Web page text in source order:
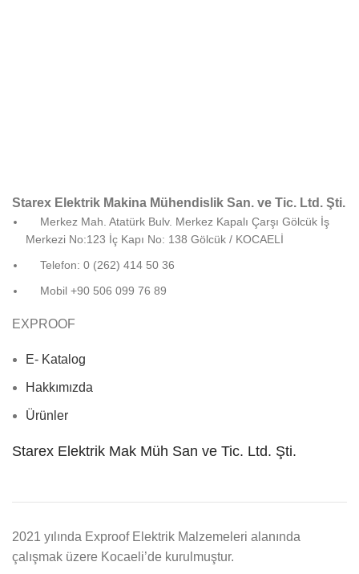
Starex Elektrik Makina Mühendislik San. ve Tic. Ltd. Şti.
Merkez Mah. Atatürk Bulv. Merkez Kapalı Çarşı Gölcük İş
Merkezi No:123 İç Kapı No: 138 Gölcük / KOCAELİ
Telefon: 0 (262) 414 50 36
Mobil +90 506 099 76 89
EXPROOF
E- Katalog
Hakkımızda
Ürünler
Starex Elektrik Mak Müh San ve Tic. Ltd. Şti.
2021 yılında Exproof Elektrik Malzemeleri alanında
çalışmak üzere Kocaeli’de kurulmuştur.